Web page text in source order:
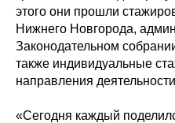
этого они прошли
Нижнего Новгорода,
Законодательном
также индивидуальные
направления
«Сегодня каждый